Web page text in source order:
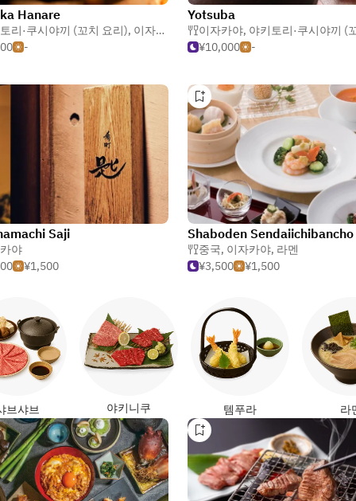
Hanare
리·쿠시야끼 (꼬치 요리), 이자카야
닭 및 가금류
-
Yotsuba
이자카야, 야키토리·쿠시야끼 (꼬치
¥10,000
-
Saji
야
¥1,500
Shaboden Sendaiichibancho
중국, 이자카야, 라멘
¥3,500
¥1,500
브샤브 야키니쿠 템푸라 라